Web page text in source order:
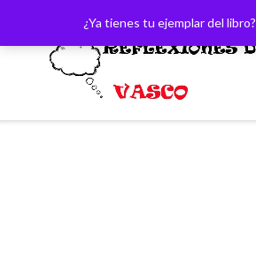
¿Ya tienes tu ejemplar del libro?
contenido